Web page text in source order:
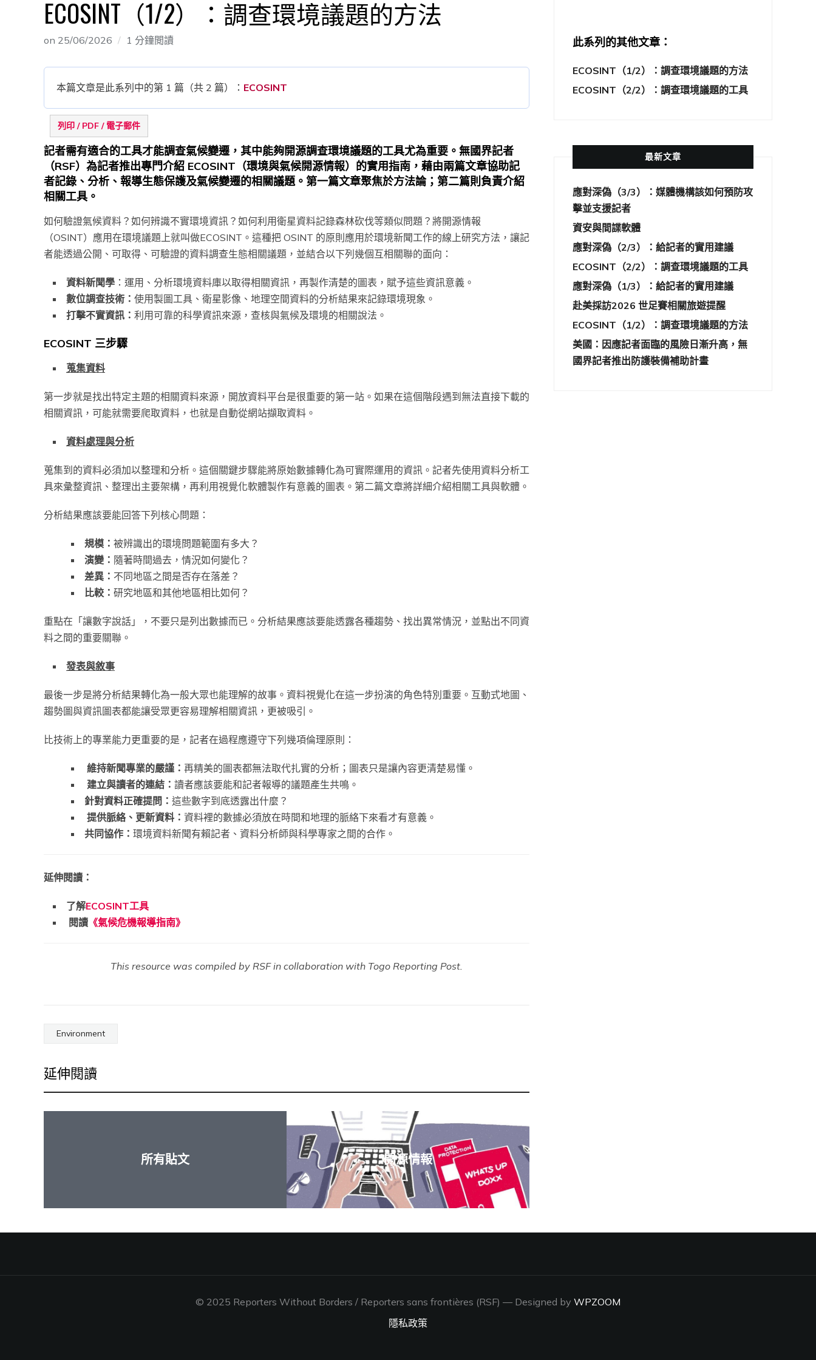
ECOSINT（1/2）：調查環境議題的方法
on 25/06/2026 1 分鐘閲讀
本篇文章是此系列中的第 1 篇（共 2 篇）： ECOSINT
列印 / PDF / 電子郵件
記者需有適合的工具才能調查氣候變遷，其中能夠開源調查環境議題的工具尤為重要。無國界記者
（RSF）為記者推出專門介紹 ECOSINT（環境與氣候開源情報）的實用指南，藉由兩篇文章協助記
者記錄、分析、報導生態保護及氣候變遷的相關議題。第一篇文章聚焦於方法論；第二篇則負責介紹
相關工具。
如何驗證氣候資料？如何辨識不實環境資訊？如何利用衛星資料記錄森林砍伐等類似問題？將開源情報
（OSINT）應用在環境議題上就叫做ECOSINT。這種把 OSINT 的原則應用於環境新聞工作的線上研究方法，讓記
者能透過公開、可取得、可驗證的資料調查生態相關議題，並結合以下列幾個互相關聯的面向：
資料新聞學 ：運用、分析環境資料庫以取得相關資訊，再製作清楚的圖表，賦予這些資訊意義。
數位調查技術： 使用製圖工具、衛星影像、地理空間資料的分析結果來記錄環境現象。
打擊不實資訊： 利用可靠的科學資訊來源，查核與氣候及環境的相關說法。
ECOSINT 三步驟
蒐集資料
第一步就是找出特定主題的相關資料來源，開放資料平台是很重要的第一站。如果在這個階段遇到無法直接下載的
相關資訊，可能就需要爬取資料，也就是自動從網站擷取資料。
資料處理與分析
蒐集到的資料必須加以整理和分析。這個關鍵步驟能將原始數據轉化為可實際運用的資訊。記者先使用資料分析工
具來彙整資訊、整理出主要架構，再利用視覺化軟體製作有意義的圖表。第二篇文章將詳細介紹相關工具與軟體。
分析結果應該要能回答下列核心問題：
規模： 被辨識出的環境問題範圍有多大？
演變： 隨著時間過去，情況如何變化？
差異： 不同地區之間是否存在落差？
比較： 研究地區和其他地區相比如何？
重點在「讓數字說話」，不要只是列出數據而已。分析結果應該要能透露各種趨勢、找出異常情況，並點出不同資
料之間的重要關聯。
發表與敘事
最後一步是將分析結果轉化為一般大眾也能理解的故事。資料視覺化在這一步扮演的角色特別重要。互動式地圖、
趨勢圖與資訊圖表都能讓受眾更容易理解相關資訊，更被吸引。
比技術上的專業能力更重要的是，記者在過程應遵守下列幾項倫理原則：
維持新聞專業的嚴謹： 再精美的圖表都無法取代扎實的分析；圖表只是讓內容更清楚易懂。
建立與讀者的連結： 讀者應該要能和記者報導的議題產生共鳴。
針對資料正確提問： 這些數字到底透露出什麼？
提供脈絡、更新資料： 資料裡的數據必須放在時間和地理的脈絡下來看才有意義。
共同協作： 環境資料新聞有賴記者、資料分析師與科學專家之間的合作。
延伸閱讀：
了解ECOSINT工具
閱讀 《氣候危機報導指南》
This resource was compiled by RSF in collaboration with Togo Reporting Post.
Environment
延伸閱讀
所有貼文 開源情報
此系列的其他文章：
ECOSINT（1/2）：調查環境議題的方法
ECOSINT（2/2）：調查環境議題的工具
最新文章
應對深偽（3/3）：媒體機構該如何預防攻
擊並支援記者
資安與間諜軟體
應對深偽（2/3）：給記者的實用建議
ECOSINT（2/2）：調查環境議題的工具
應對深偽（1/3）：給記者的實用建議
赴美採訪2026 世足賽相關旅遊提醒
ECOSINT（1/2）：調查環境議題的方法
美國：因應記者面臨的風險日漸升高，無
國界記者推出防護裝備補助計畫
© 2025 Reporters Without Borders / Reporters sans frontières (RSF) — Designed by WPZOOM
隱私政策